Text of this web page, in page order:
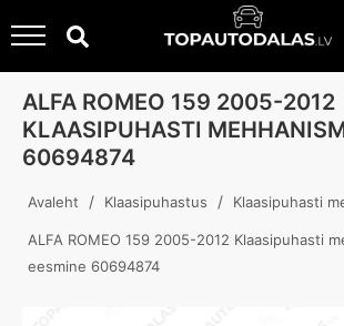
ALFA ROMEO 159 2005-2012
KLAASIPUHASTI
60694874
Avaleht / Klaasipuhastus / Klaasipuhasti
ALFA ROMEO 159 2005-2012 Klaasipuhasti
eesmine 60694874